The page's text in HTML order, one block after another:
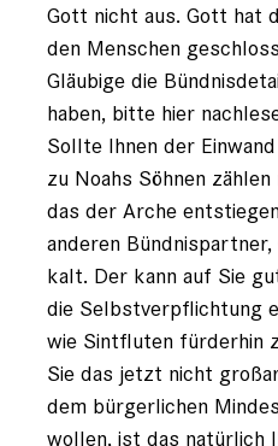
Gott nicht aus. Gott hat
den Menschen
Gläubige die
haben, bitte hier
Sollte Ihnen der
zu Noahs Söhnen
das der Arche
anderen
kalt. Der kann auf Sie
die Selbstverpflichtung
wie Sintfluten fürderhin
Sie das jetzt nicht
dem bürgerlichen
wollen, ist das natürlich